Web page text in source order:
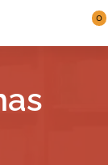
0